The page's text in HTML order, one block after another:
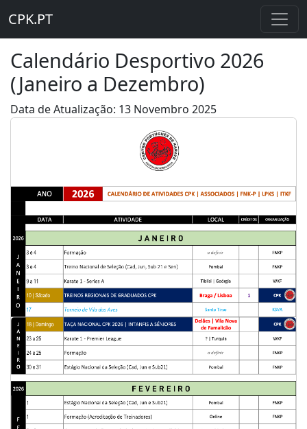
CPK.PT
Calendário Desportivo 2026
(Janeiro a Dezembro)
Data de Atualização: 13 Novembro 2025